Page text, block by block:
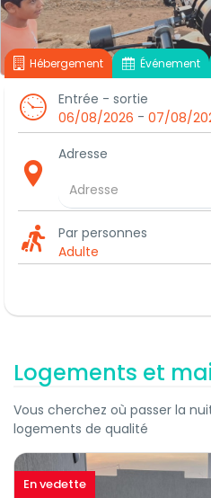
Hébergement Événement
Entrée - sortie
06/08/2026 - 07/08/
Adresse
Par personnes
Adulte
Logements et
Vous cherchez où passer la
logements de qualité
En vedette